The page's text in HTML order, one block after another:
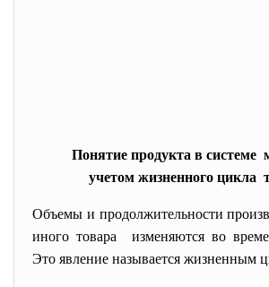
Понятие продукта в системе
учетом жизненного цикла
Объемы и продолжительности
иного товара изменяются во
Это явление называется жизненным